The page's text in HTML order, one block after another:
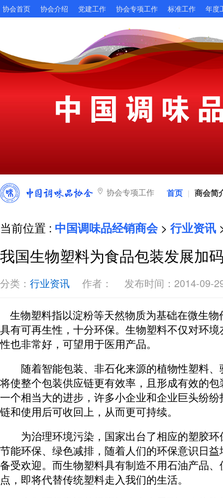
协会首页 协会介绍 党建工作 协会专项工作 标准工作 年度
协会专项工作 首页 | 商会简
当前位置 : 中国调味品经销商会> 行业资讯
我国生物塑料为食品包装发展加
分类： 行业资讯 作者： 发布时间：2014-09-
生物塑料指以淀粉等天然物质为基础在微生物
具有可再生性，十分环保。生物塑料不仅对环
性也非常好，可望用于医用产品。
随着智能包装、非石化来源的植物性塑料、
将使整个包装供应链更有效率，且形成有效的
一个相当大的进步，许多小企业和企业巨头纷
链和使用后可收回上，从而更可持续。
为治理环境污染，国家出台了相应的塑胶环
节能环保、绿色减排，随着人们的环保意识日
备受欢迎。而生物塑料具有制造不用石油产品
点，即将代替传统塑料走入我们的生活。